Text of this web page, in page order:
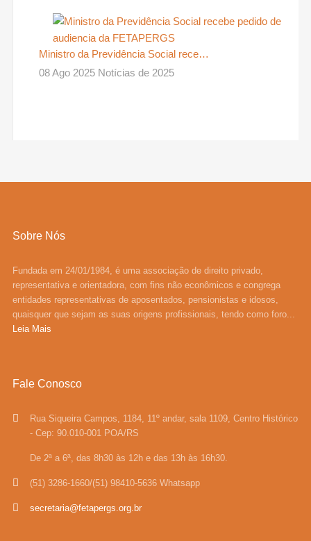
Ministro da Previdência Social rece…
08 Ago 2025 Notícias de 2025
Sobre Nós
Fundada em 24/01/1984, é uma associação de direito privado,
representativa e orientadora, com fins não econômicos e congrega
entidades representativas de aposentados, pensionistas e idosos,
quaisquer que sejam as suas origens profissionais, tendo como foro...
Leia Mais
Fale Conosco
Rua Siqueira Campos, 1184, 11º andar, sala 1109, Centro Histórico
- Cep: 90.010-001 POA/RS
De 2ª a 6ª, das 8h30 às 12h e das 13h às 16h30.
(51) 3286-1660/(51) 98410-5636 Whatsapp
secretaria@fetapergs.org.br